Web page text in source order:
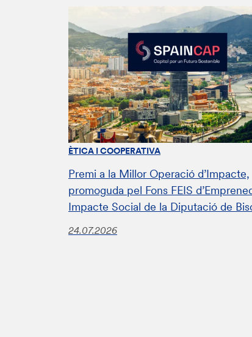
ÈTICA I COOPERATIVA
Premi a la Millor Operació d’Impacte,
promoguda pel Fons FEIS
Impacte Social de la Diputació de
24.07.2026